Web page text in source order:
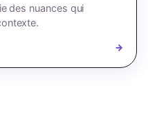
des nuances qui
→